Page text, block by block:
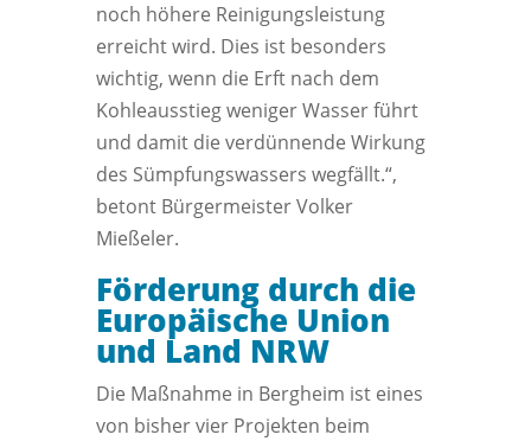
noch höhere Reinigungsleistung
erreicht wird. Dies ist besonders
wichtig, wenn die Erft nach dem
Kohleausstieg weniger Wasser führt
und damit die verdünnende Wirkung
des Sümpfungswassers wegfällt.“,
betont Bürgermeister Volker
Mießeler.
Förderung durch die
Europäische Union
und Land NRW
Die Maßnahme in Bergheim ist eines
von bisher vier Projekten beim